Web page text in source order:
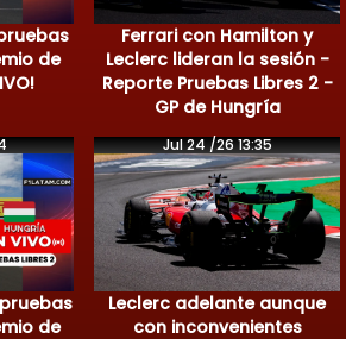
de
Ferrari con Hamilton y
Leclerc lideran la sesión -
Reporte Pruebas Libres 2 -
GP de Hungría
de
Jul 24 /26 13:35
Leclerc adelante aunque
con inconvenientes